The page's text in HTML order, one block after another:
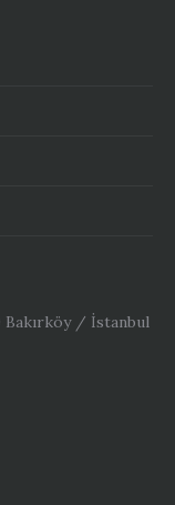
Bakırköy / İstanbul